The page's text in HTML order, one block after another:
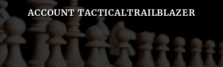
ACCOUNT TACTICALTRAILBLAZER